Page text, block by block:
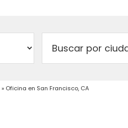
» Oficina en San Francisco, CA